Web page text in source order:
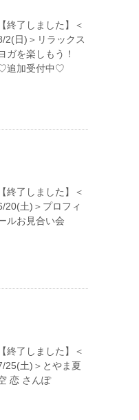
【終了しました】＜
2(日)＞リラックス
ガを楽しもう！
追加受付中♡
【終了しました】＜
20(土)＞プロフィ
ルお見合い会
【終了しました】＜
25(土)＞とやま夏
恋 さんぽ